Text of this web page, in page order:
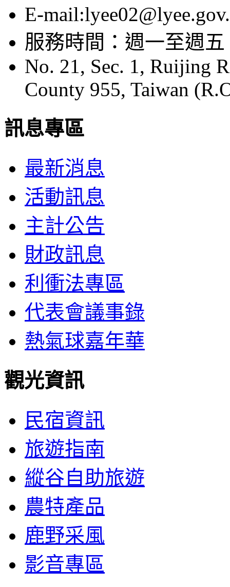
E-
服務時間：週一至週五
No. 21, Sec. 1, Ruijing
County 955, Taiwan
訊息專區
最新消息
活動訊息
主計公告
財政訊息
利衝法專區
代表會議事錄
熱氣球嘉年華
觀光資訊
民宿資訊
旅遊指南
縱谷自助旅遊
農特產品
鹿野采風
影音專區